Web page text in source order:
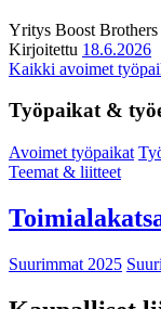
Yritys Boost
Kirjoitettu 18.6.2026
Kaikki avoimet
Työpaikat &
Avoimet työpaikat
Teemat & liitteet
Suurimmat 2025